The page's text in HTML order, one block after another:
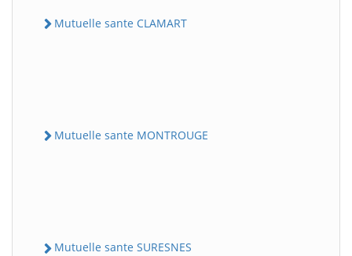
Mutuelle sante CLAMART
Mutuelle sante MONTROUGE
Mutuelle sante SURESNES